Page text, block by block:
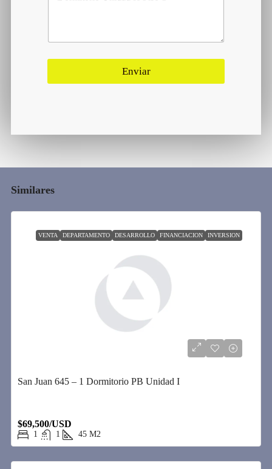
Enviar
Similares
VENTA DEPARTAMENTO DESARROLLO FINANCIACION INVERSION
San Juan 645 – 1 Dormitorio PB Unidad I
$69,500/USD
1 1 45 M2